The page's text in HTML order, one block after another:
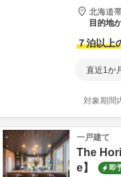
北海道
目的地
７泊以上
直近1か
対象期間
一戸建て
The
e】
即